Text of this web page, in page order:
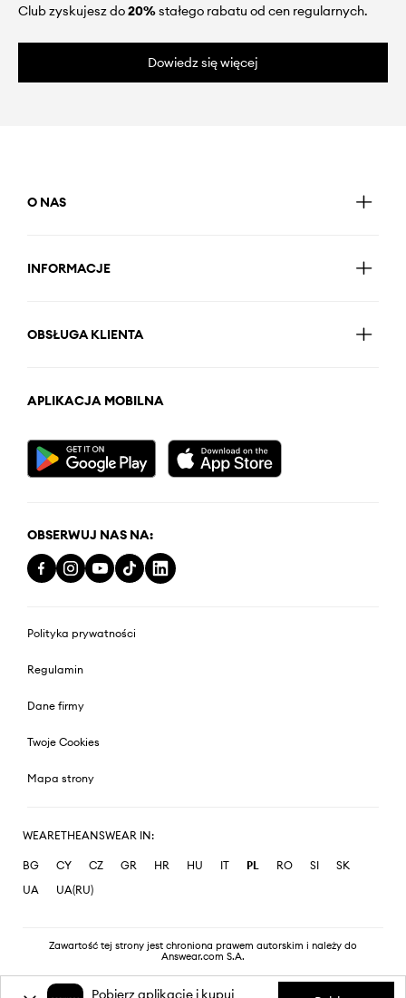
Club zyskujesz do20%stałego rabatu od cen regularnych.
Dowiedz się więcej
O NAS
INFORMACJE
OBSŁUGA KLIENTA
APLIKACJA MOBILNA
OBSERWUJ NAS NA:
Polityka prywatności
Regulamin
Dane firmy
Twoje Cookies
Mapa strony
WEARETHEANSWEAR IN:
BG CY CZ GR HR HU IT PL RO SI
SK
UA
UA(RU)
Zawartość tej strony jest chroniona prawem autorskim i należy do
Answear.com S.A.
Pobierz aplikację i kupuj